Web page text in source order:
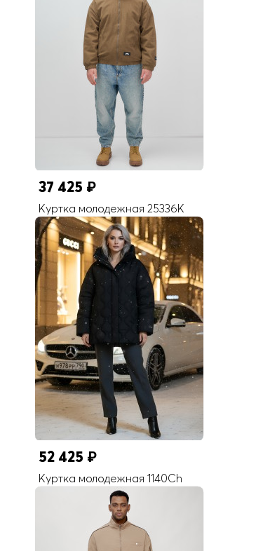
37 425 ₽
Куртка молодежная 25336K
52 425 ₽
Куртка молодежная 1140Ch